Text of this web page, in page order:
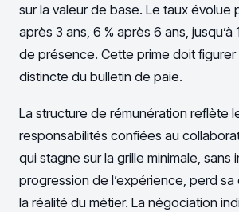
sur la valeur de base. Le taux évolue
après 3 ans, 6 % après 6 ans, jusqu’à
de présence. Cette prime doit figurer
distincte du bulletin de paie.
La structure de rémunération reflète
responsabilités confiées au
qui stagne sur la grille minimale, sans
progression de l’expérience, perd
la réalité du métier. La négociation